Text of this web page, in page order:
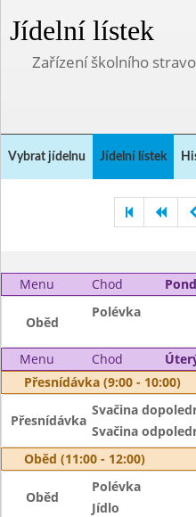
Jídelní lístek
Zařízení školního
Vybrat jídelnu Jídelní lístek
Menu Chod
Oběd
Polévka
Menu Chod
Přesnídávka (9:00 - 10:00)
Přesnídávka
Svačina
Svačina
Oběd (11:00 - 12:00)
Oběd
Polévka
Jídlo